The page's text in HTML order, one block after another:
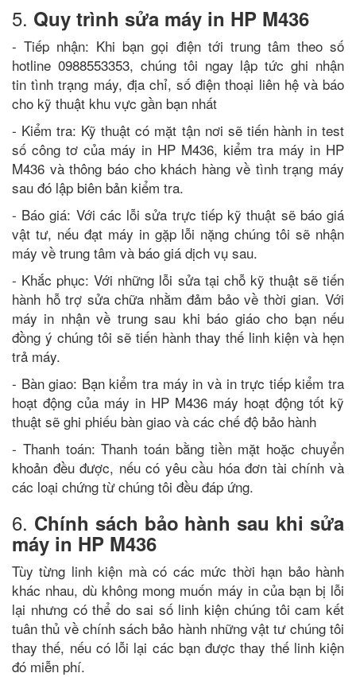
5. Quy trình sửa máy in HP M436
- Tiếp nhận: Khi bạn gọi điện tới trung tâm theo số
hotline 0988553353, chúng tôi ngay lập tức ghi nhận
tin tình trạng máy, địa chỉ, số điện thoại liên hệ và báo
cho kỹ thuật khu vực gần bạn nhất
- Kiểm tra: Kỹ thuật có mặt tận nơi sẽ tiến hành in test
số công tơ của máy in HP M436, kiểm tra máy in HP
M436 và thông báo cho khách hàng về tình trạng máy
sau đó lập biên bản kiểm tra.
- Báo giá: Với các lỗi sửa trực tiếp kỹ thuật sẽ báo giá
vật tư, nếu đạt máy in gặp lỗi nặng chúng tôi sẽ nhận
máy về trung tâm và báo giá dịch vụ sau.
- Khắc phục: Với những lỗi sửa tại chỗ kỹ thuật sẽ tiến
hành hỗ trợ sửa chữa nhằm đảm bảo về thời gian. Với
máy in nhận về trung sau khi báo giáo cho bạn nếu
đồng ý chúng tôi sẽ tiến hành thay thế linh kiện và hẹn
trả máy.
- Bàn giao: Bạn kiểm tra máy in và in trực tiếp kiểm tra
hoạt động của máy in HP M436 máy hoạt động tốt kỹ
thuật sẽ ghi phiếu bàn giao và các chế độ bảo hành
- Thanh toán: Thanh toán bằng tiền mặt hoặc chuyển
khoản đều được, nếu có yêu cầu hóa đơn tài chính và
các loại chứng từ chúng tôi đều đáp ứng.
6. Chính sách bảo hành sau khi sửa
máy in HP M436
Tùy từng linh kiện mà có các mức thời hạn bảo hành
khác nhau, dù không mong muốn máy in của bạn bị lỗi
lại nhưng có thể do sai số linh kiện chúng tôi cam kết
tuân thủ về chính sách bảo hành những vật tư chúng tôi
thay thế, nếu có lỗi lại các bạn được thay thế linh kiện
đó miễn phí.